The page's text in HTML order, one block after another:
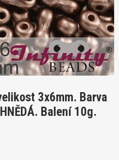
3x6mm. Barva
Balení 10g.